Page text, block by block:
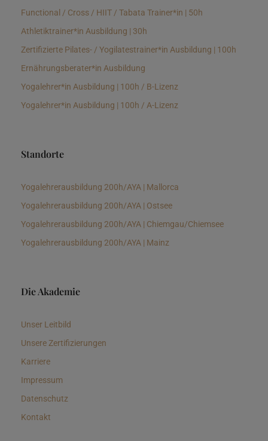
Functional / Cross / HIIT / Tabata Trainer*in | 50h
Athletiktrainer*in Ausbildung | 30h
Zertifizierte Pilates- / Yogilatestrainer*in Ausbildung | 100h
Ernährungsberater*in Ausbildung
Yogalehrer*in Ausbildung | 100h / B-Lizenz
Yogalehrer*in Ausbildung | 100h / A-Lizenz
Standorte
Yogalehrerausbildung 200h/AYA | Mallorca
Yogalehrerausbildung 200h/AYA | Ostsee
Yogalehrerausbildung 200h/AYA | Chiemgau/Chiemsee
Yogalehrerausbildung 200h/AYA | Mainz
Die Akademie
Unser Leitbild
Unsere Zertifizierungen
Karriere
Impressum
Datenschutz
Kontakt